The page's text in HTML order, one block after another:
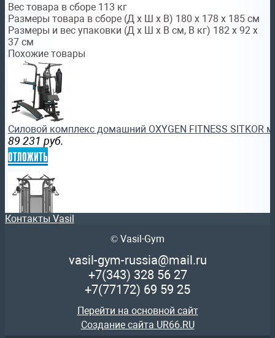
Вес товара в сборе 113 кг
Размеры товара в сборе (Д x Ш x В) 180 х 178 х 185 см
Размеры и вес упаковки (Д x Ш x В см, В кг) 182 х 92 х
37 см
Похожие товары
Силовой комплекс домашний OXYGEN FITNESS SITKOR
89 231 руб.
отложить
ДВОЙНОЙ БЛОК REALLEADER FM-1002 купить кроссовер
спортдоставка ру
Контакты Vasil
© Vasil-Gym
vasil-gym-russia@mail.ru
+7(343) 328 56 27
+7(77172) 69 59 25
Перейти на основной сайт
Создание сайта UR66.RU